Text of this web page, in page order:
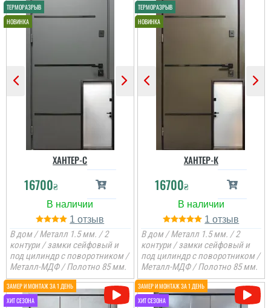
ХАНТЕР-С
16700₴
1
В дом / Металл 1.5 мм. / 2
контури / замки сейфовый и
под цилиндр с поворотником /
Металл-МДФ / Полотно 85 мм.
ХАНТЕР-К
16700₴
1
В дом / Металл 1.5 мм. / 2
контури / замки сейфовый и
под цилиндр с поворотником /
Металл-МДФ / Полотно 85 мм.